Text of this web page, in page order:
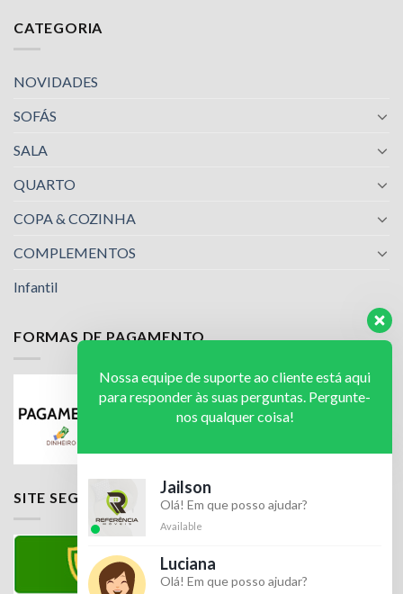
CATEGORIA
NOVIDADES
SOFÁS
SALA
QUARTO
COPA & COZINHA
COMPLEMENTOS
Infantil
FORMAS DE PAGAMENTO
SITE SEGURO
Nossa equipe de suporte ao cliente está aqui
para responder às suas perguntas. Pergunte-
nos qualquer coisa!
Jailson
Olá! Em que posso ajudar?
Available
Luciana
Olá! Em que posso ajudar?